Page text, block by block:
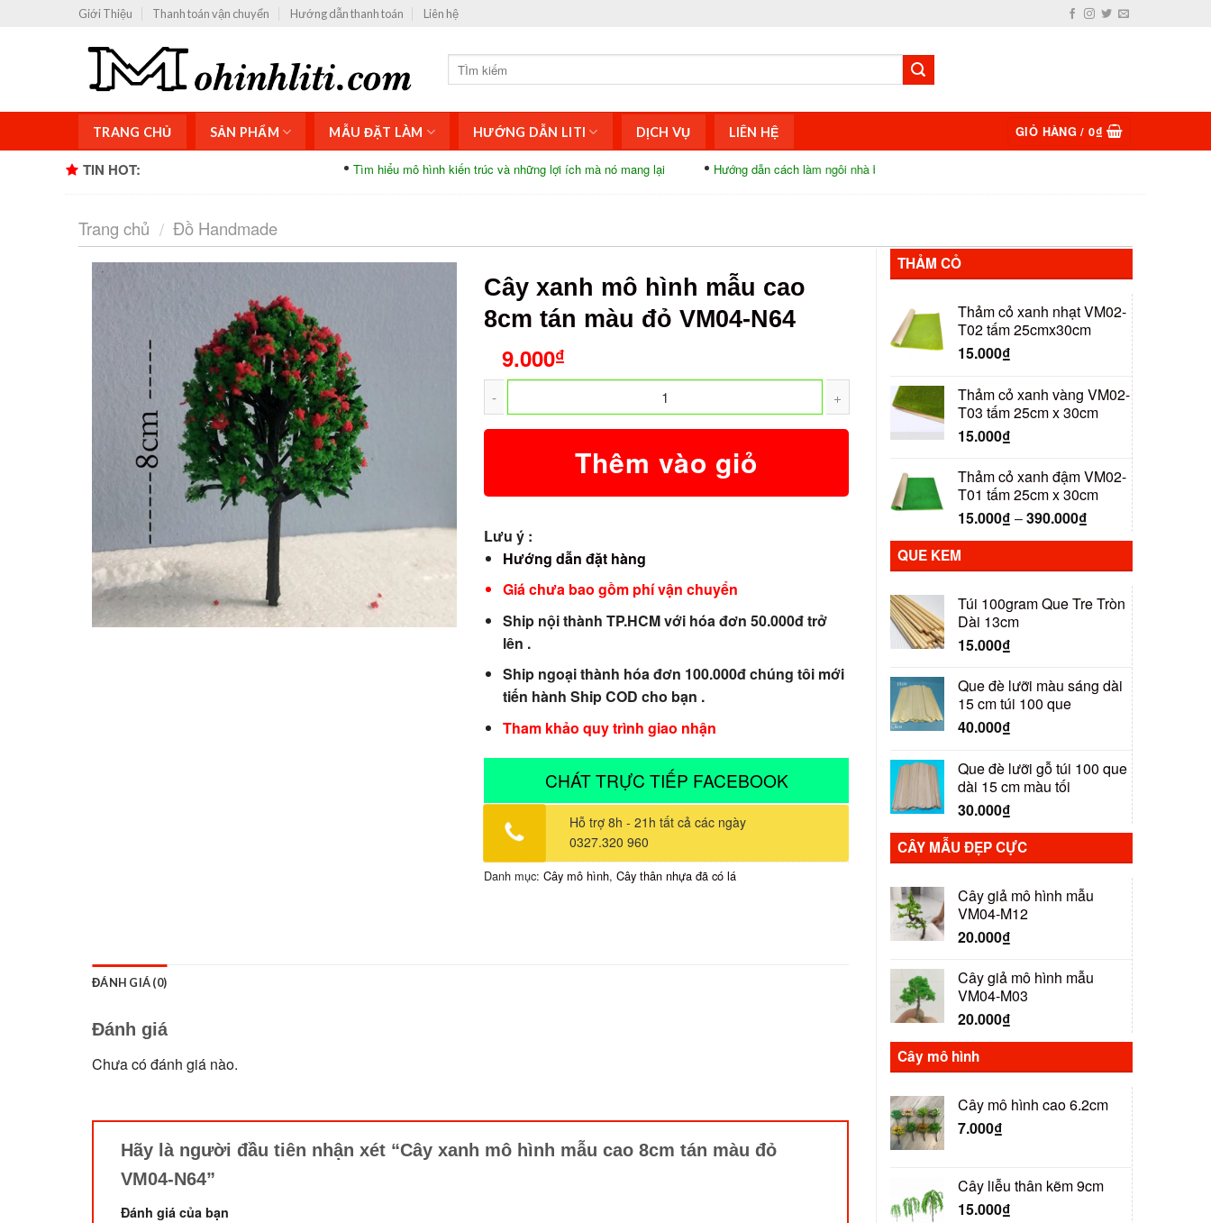
Giới Thiệu Thanh toán vận chuyển Hướng dẫn thanh toán Liên hệ
TRANG CHỦ SẢN PHẨM MẪU ĐẶT LÀM HƯỚNG DẪN LITI DỊCH VỤ LIÊN HỆ GIỎ HÀNG /0₫
TIN HOT: Tìm hiểu mô hình kiến trúc và những lợi ích mà nó mang lại Hướng dẫn cách làm ngôi nhà bằng tăm siêu độc đáo
Trang chủ / Đồ Handmade
Cây xanh mô hình mẫu cao
8cm tán màu đỏ VM04-N64
9.000₫
Thêm vào giỏ
Lưu ý :
Hướng dẫn đặt hàng
Giá chưa bao gồm phí vận chuyển
Ship nội thành TP.HCM với hóa đơn 50.000đ trở
lên .
Ship ngoại thành hóa đơn 100.000đ chúng tôi mới
tiến hành Ship COD cho bạn .
Tham khảo quy trình giao nhận
CHÁT TRỰC TIẾP FACEBOOK
Hỗ trợ 8h - 21h tất cả các ngày
0327.320 960
Danh mục: Cây mô hình, Cây thân nhựa đã có lá
ĐÁNH GIÁ (0)
Đánh giá
Chưa có đánh giá nào.
Hãy là người đầu tiên nhận xét “Cây xanh mô hình mẫu cao 8cm tán màu đỏ
VM04-N64”
Đánh giá của bạn
THẢM CỎ
Thảm cỏ xanh nhạt VM02-
T02 tấm 25cmx30cm
15.000₫
Thảm cỏ xanh vàng VM02-
T03 tấm 25cm x 30cm
15.000₫
Thảm cỏ xanh đậm VM02-
T01 tấm 25cm x 30cm
15.000₫ –390.000₫
QUE KEM
Túi 100gram Que Tre Tròn
Dài 13cm
15.000₫
Que đè lưỡi màu sáng dài
15 cm túi 100 que
40.000₫
Que đè lưỡi gỗ túi 100 que
dài 15 cm màu tối
30.000₫
CÂY MẪU ĐẸP CỰC
Cây giả mô hình mẫu
VM04-M12
20.000₫
Cây giả mô hình mẫu
VM04-M03
20.000₫
Cây mô hình
Cây mô hình cao 6.2cm
7.000₫
Cây liễu thân kẽm 9cm
15.000₫